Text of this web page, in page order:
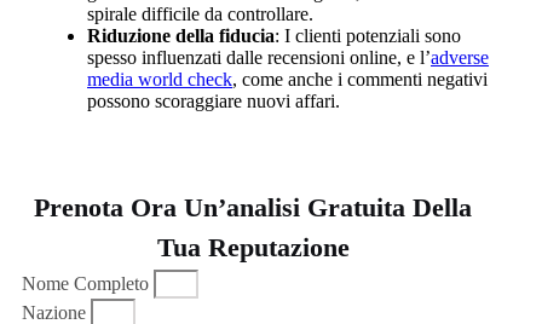
spirale difficile da controllare.
Riduzione della fiducia: I clienti potenziali sono
spesso influenzati dalle recensioni online, e l’adverse
media world check, come anche i commenti negativi
possono scoraggiare nuovi affari.
Prenota Ora Un’analisi Gratuita Della
Tua Reputazione
Nome Completo
Nazione